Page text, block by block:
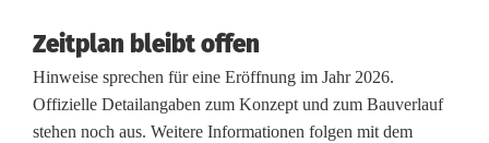
i
a
Zeitplan bleibt offen
Hinweise sprechen für eine Eröffnung im Jahr 2026.
Offizielle Detailangaben zum Konzept und zum Bauverlauf
stehen noch aus. Weitere Informationen folgen mit dem